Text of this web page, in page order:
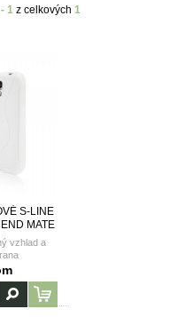
1 z celkových 1
S-LINE
MATE
vzhlad a